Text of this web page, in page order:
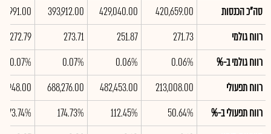
סה"כ הכנסות
420,659.00
429,040.00
393,912.00
רווח גולמי
271.73
251.87
273.71
272.79
רווח גולמי ב-%
0.06%
0.06%
0.07%
0.07%
רווח תפעולי
213,008.00
482,453.00
688,276.00
רווח תפעולי ב-%
50.64%
112.45%
174.73%
73.74%